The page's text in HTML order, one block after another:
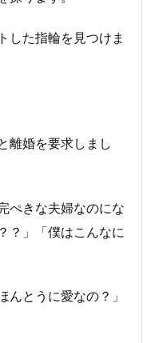
した指輪を見つけま
離婚を要求しまし
ぺきな夫婦なのにな
？」「僕はこんなに
とうに愛なの？」